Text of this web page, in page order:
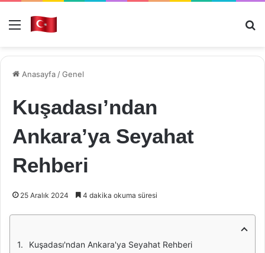
Menü
Anasayfa /Genel
Kuşadası’ndan
Ankara’ya Seyahat
Rehberi
25 Aralık 2024 4 dakika okuma süresi
Kuşadası'ndan Ankara'ya Seyahat Rehberi